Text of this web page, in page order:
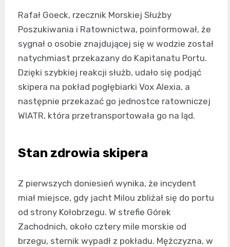
Rafał Goeck, rzecznik Morskiej Służby
Poszukiwania i Ratownictwa, poinformował, że
sygnał o osobie znajdującej się w wodzie został
natychmiast przekazany do Kapitanatu Portu.
Dzięki szybkiej reakcji służb, udało się podjąć
skipera na pokład pogłębiarki Vox Alexia, a
następnie przekazać go jednostce ratowniczej
WIATR, która przetransportowała go na ląd.
Stan zdrowia skipera
Z pierwszych doniesień wynika, że incydent
miał miejsce, gdy jacht Milou zbliżał się do portu
od strony Kołobrzegu. W strefie Górek
Zachodnich, około cztery mile morskie od
brzegu, sternik wypadł z pokładu. Mężczyzna, w